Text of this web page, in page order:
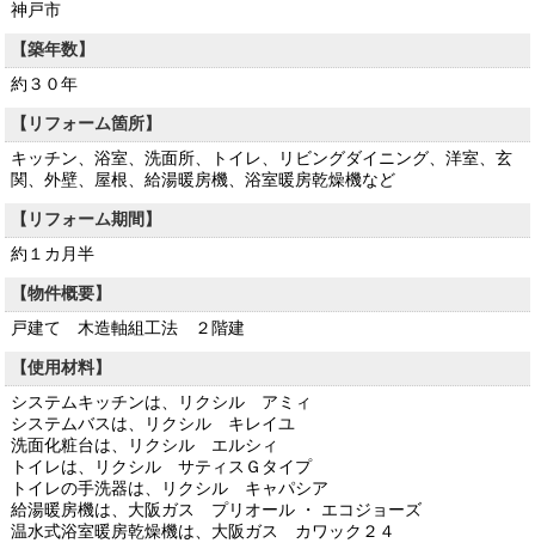
神戸市
【築年数】
約３０年
【リフォーム箇所】
キッチン、浴室、洗面所、トイレ、リビングダイニング、洋室、玄
関、外壁、屋根、給湯暖房機、浴室暖房乾燥機など
【リフォーム期間】
約１カ月半
【物件概要】
戸建て 木造軸組工法 ２階建
【使用材料】
システムキッチンは、リクシル アミィ
システムバスは、リクシル キレイユ
洗面化粧台は、リクシル エルシィ
トイレは、リクシル サティスＧタイプ
トイレの手洗器は、リクシル キャパシア
給湯暖房機は、大阪ガス プリオール ・ エコジョーズ
温水式浴室暖房乾燥機は、大阪ガス カワック２４